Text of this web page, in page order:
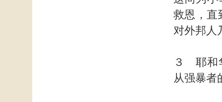
救恩，直
对外邦人
３ 耶和
从强暴者